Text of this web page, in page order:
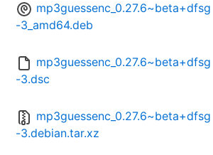
mp3guessenc_0.27.6~beta+dfsg
-3_amd64.deb
mp3guessenc_0.27.6~beta+dfsg
-3.dsc
mp3guessenc_0.27.6~beta+dfsg
-3.debian.tar.xz